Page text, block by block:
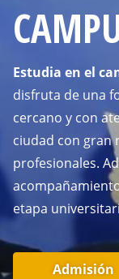
Estudia en el
disfruta de una
cercano y con
ciudad con gran
profesionales.
etapa
Admisión